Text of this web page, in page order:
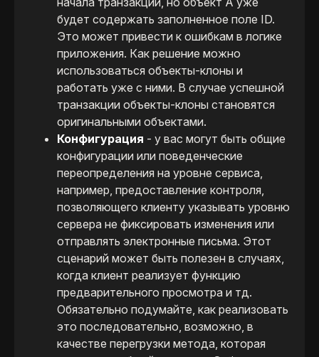
будет содержать заполненное поле ID.
Это может привести к ошибкам в логике
приложения. Как решение можно
использоваться объекты-клоны и
работать уже с ними. В случае успешной
транзакции объекты-клоны становятся
оригинальными объектами.
Конфигурация - у вас могут быть общие
конфигурации или поведенческие
переопределения на уровне сервиса,
например, предоставление контроля,
позволяющего клиенту указывать уровню
сервера не фиксировать изменения или
отправлять электронные письма. Этот
сценарий может быть полезен в случаях,
когда клиент реализует функцию
предварительного просмотра и тд.
Обязательно подумайте, как реализовать
это последовательно, возможно, в
качестве перегрузки метода, которая